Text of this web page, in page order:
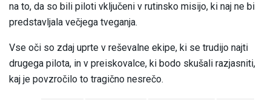
na to, da so bili piloti vključeni v rutinsko misijo, ki naj ne bi
predstavljala večjega tveganja.
Vse oči so zdaj uprte v reševalne ekipe, ki se trudijo najti
drugega pilota, in v preiskovalce, ki bodo skušali razjasniti,
kaj je povzročilo to tragično nesrečo.